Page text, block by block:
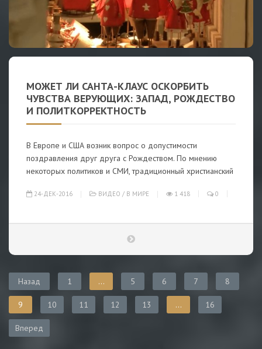
МОЖЕТ ЛИ САНТА-КЛАУС ОСКОРБИТЬ
ЧУВСТВА ВЕРУЮЩИХ: ЗАПАД, РОЖДЕСТВО
И ПОЛИТКОРРЕКТНОСТЬ
В Европе и США возник вопрос о допустимости
поздравления друг друга с Рождеством. По мнению
некоторых политиков и СМИ, традиционный христианский
24-ДЕК-2016 ВИДЕО / В МИРЕ 1 418 0
Назад 1 ... 5 6 7 8
9 10 11 12 13 ... 16
Вперед